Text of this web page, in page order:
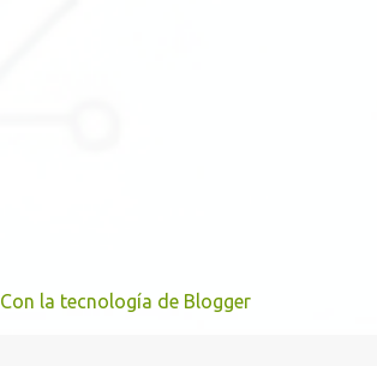
Con la tecnología de Blogger